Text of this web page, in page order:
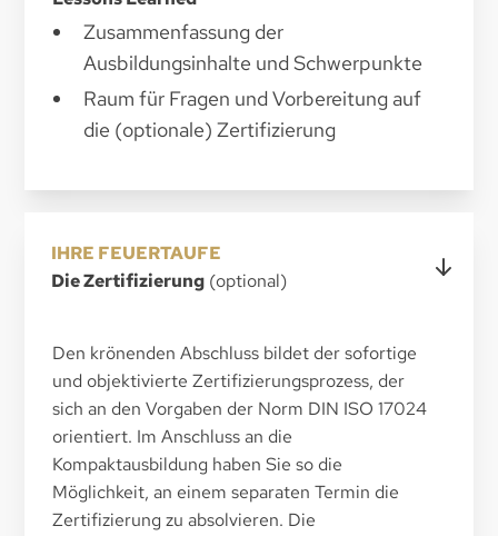
Zusammenfassung der
Ausbildungsinhalte und Schwerpunkte
Raum für Fragen und Vorbereitung auf
die (optionale) Zertifizierung
IHRE FEUERTAUFE
Die Zertifizierung (optional)
Den krönenden Abschluss bildet der sofortige
und objektivierte Zertifizierungsprozess, der
sich an den Vorgaben der Norm DIN ISO 17024
orientiert. Im Anschluss an die
Kompaktausbildung haben Sie so die
Möglichkeit, an einem separaten Termin die
Zertifizierung zu absolvieren. Die